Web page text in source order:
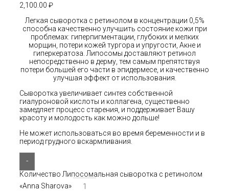
2,100.00 ₽
Легкая сыворотка c ретинолом в концентрации 0,5%
способна качественно улучшить состояние кожи при
проблемах: гиперпигментации, глубоких и мелких
морщин, потери кожей тургора и упругости, Акне и
гиперкератоза. Липосомы доставляют ретинол
непосредственно в дерму, тем самым препятствуя
потери большей его части в эпидермесе, и качественно
улучшая эффект от использования.
Сыворотка увеличивает синтез собственной
гиалуроновой кислоты и коллагена, существенно
замедляет процесс старения, и поддерживает Вашу
красоту и молодость как можно дольше!
Не может использоваться во время беременности и в
период грудного вскармливания.
-
Количество Липосомальная сыворотка с ретинолом
«Anna Sharova»